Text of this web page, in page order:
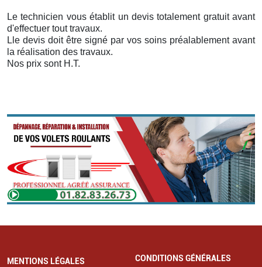
Le technicien vous établit un devis totalement gratuit avant
d'effectuer tout travaux.
Lle devis doit être signé par vos soins préalablement avant
la réalisation des travaux.
Nos prix sont H.T.
MENTIONS LÉGALES CONDITIONS GÉNÉRALES